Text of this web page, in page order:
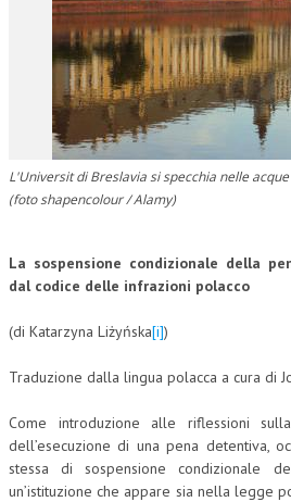
CORSI CE.S.E.D.
ARCHIVIO CORSI 2015
DIVENTA SOCIO
BROCHURE CE.S.E.D.
LA RIVISTA
COMITATO SCIENTIFICO
COMITATO EDITORIALE
CODICE ETICO
AUTORI
L'Universit di Breslavia si specchia nelle
(foto shapencolour / Alamy)
La sospensione condizionale della
dal codice delle infrazioni polacco
(di Katarzyna Liżyńska[i])
Traduzione dalla lingua polacca a cura di
Come introduzione alle riflessioni
dell’esecuzione di una pena detentiva,
stessa di sospensione condizionale
un’istituzione che appare sia nella legge